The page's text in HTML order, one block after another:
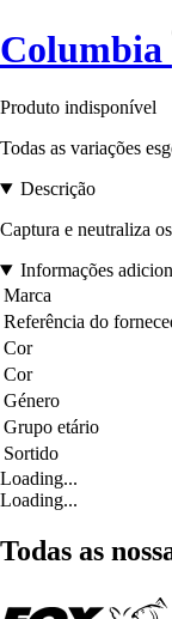
Columbia
Produto indisponível
Todas as variações
Descrição
Captura e neutraliza
Informações
Marca
Referência do
Cor
Cor
Género
Grupo etário
Sortido
Loading...
Loading...
Todas as